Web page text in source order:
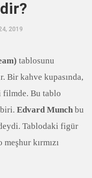
2019
tablosunu
Bir kahve kupasında,
filmde. Bu tablo
Edvard Munchbu
Tablodaki figür
kırmızı